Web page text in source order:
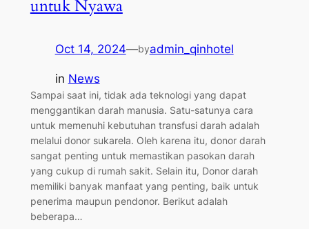
untuk Nyawa
Oct 14, 2024—byadmin_qinhotel
in News
Sampai saat ini, tidak ada teknologi yang dapat
menggantikan darah manusia. Satu-satunya cara
untuk memenuhi kebutuhan transfusi darah adalah
melalui donor sukarela. Oleh karena itu, donor darah
sangat penting untuk memastikan pasokan darah
yang cukup di rumah sakit. Selain itu, Donor darah
memiliki banyak manfaat yang penting, baik untuk
penerima maupun pendonor. Berikut adalah
beberapa…